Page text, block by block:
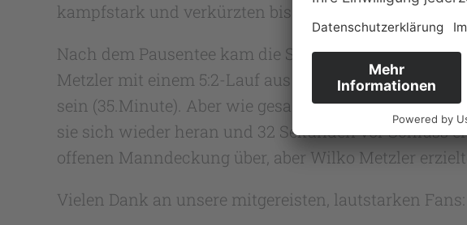
kampfstark und verkürzten bis zur Pause wieder auf
Nach dem Pausentee kam die SG durch zwei Tore
Metzler mit einem 5:2-Lauf aus der Kabine.
sein (35.Minute). Aber wie gesagt, die von Jan
sie sich wieder heran und 32 Sekunden vor Schluss
offenen Manndeckung über, aber Wilko Metzler
Vielen Dank an unsere mitgereisten, lautstarken